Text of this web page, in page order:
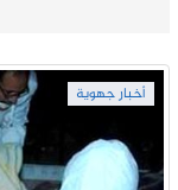
أخبار جهوية